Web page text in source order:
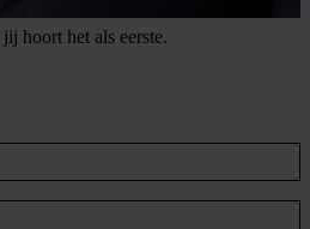
hoort het als eerste.